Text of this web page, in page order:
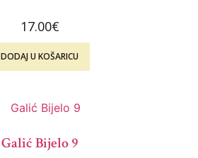
17.00€
DODAJ U KOŠARICU
Galić Bijelo 9